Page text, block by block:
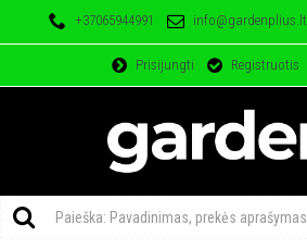
+37065944991 info@gardenplius.lt
Prisijungti Registruotis